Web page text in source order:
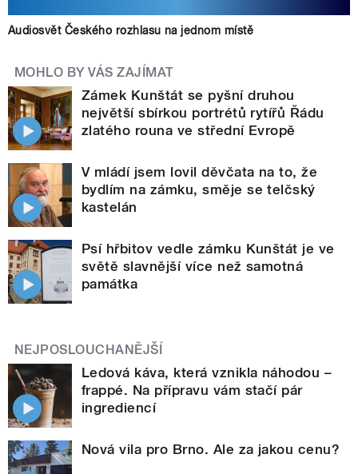
Audiosvět Českého rozhlasu na jednom místě
MOHLO BY VÁS ZAJÍMAT
Zámek Kunštát se pyšní druhou
největší sbírkou portrétů rytířů Řádu
zlatého rouna ve střední Evropě
V mládí jsem lovil děvčata na to, že
bydlím na zámku, směje se telčský
kastelán
Psí hřbitov vedle zámku Kunštát je ve
světě slavnější více než samotná
památka
NEJPOSLOUCHANĚJŠÍ
Ledová káva, která vznikla náhodou –
frappé. Na přípravu vám stačí pár
ingrediencí
Nová vila pro Brno. Ale za jakou cenu?